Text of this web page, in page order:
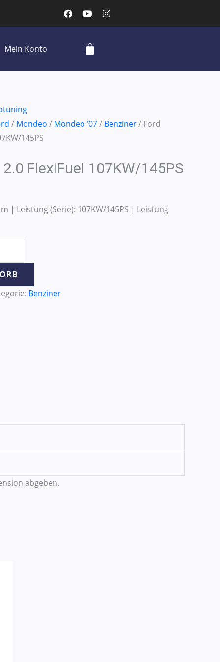
F
a
c
Y
o
u
u
b
I
n
s
Mein Konto Cart
/ Mondeo / Mondeo ’07/ Benziner/ Ford
145PS
FlexiFuel 107KW/145PS
| Leistung (Serie): 107KW/145PS | Leistung
Benziner
abgeben.